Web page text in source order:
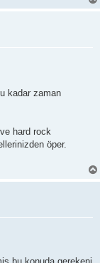
kadar zaman
hard rock
öper.